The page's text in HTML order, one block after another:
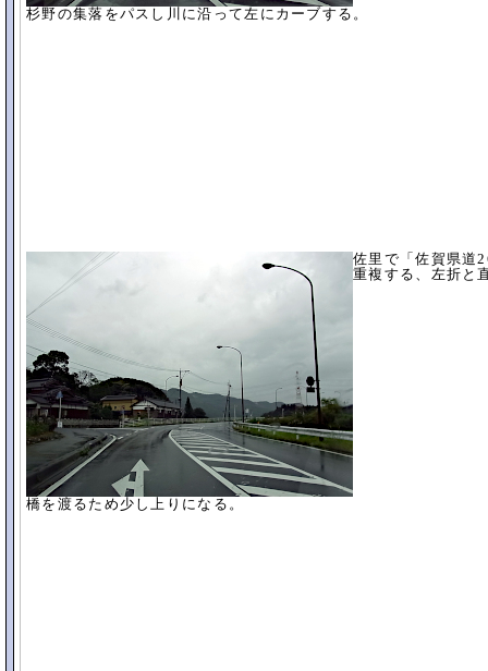
杉野の集落をパスし川に沿って左にカーブする。
佐里で「佐賀県道
重複する、左折と
橋を渡るため少し上りになる。